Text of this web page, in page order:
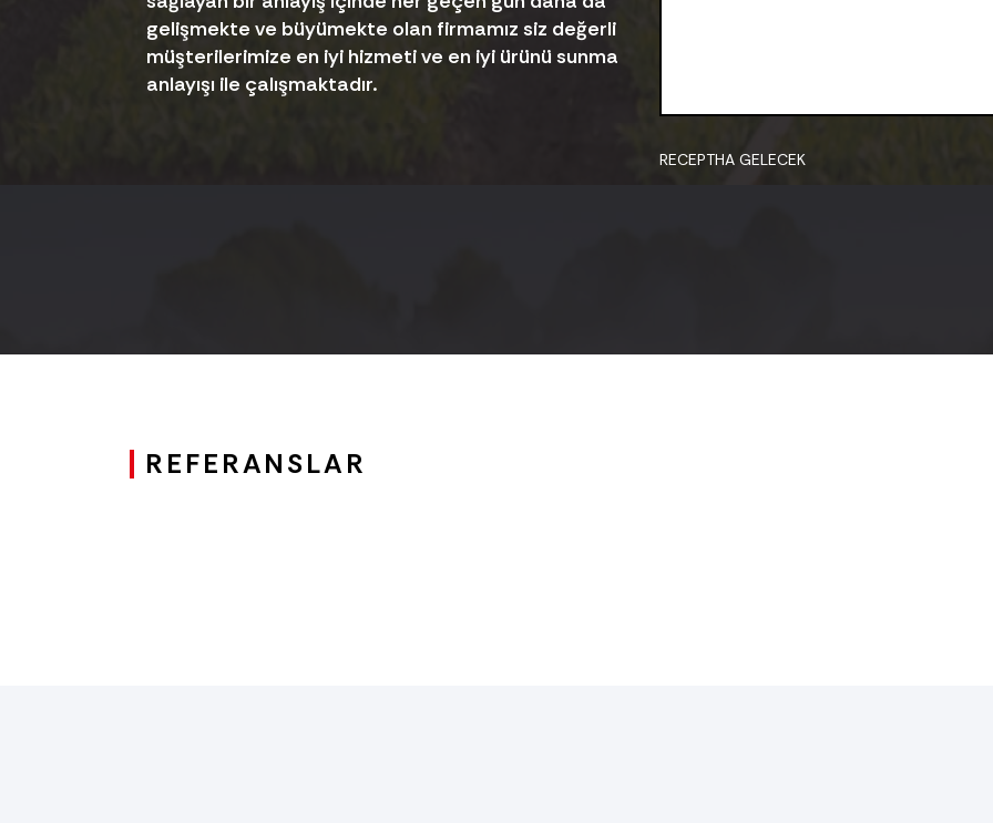
gelişmekte ve büyümekte olan firmamız siz değerli
müşterilerimize en iyi hizmeti ve en iyi ürünü sunma
anlayışı ile çalışmaktadır.
RECEPTHA GELECEK
REFERANSLAR